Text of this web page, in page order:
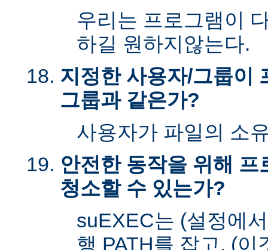
우리는 프로그램이
하길 원하지않는다.
지정한 사용자/그룹이
그룹과 같은가?
사용자가 파일의 소
안전한 동작을 위해
청소할 수 있는가?
suEXEC는 (설정에
행 PATH를 잡고, (